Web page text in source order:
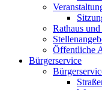
Rathaus
Öffentliche
Bürgerservice